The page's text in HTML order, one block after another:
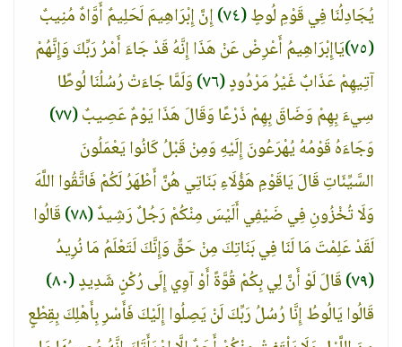
يُجَادِلُنَا فِي قَوْمِ لُوطٍ(٧٤)
إِنَّ إِبْرَاهِيمَ لَحَلِيمٌ أَوَّاهٌ مُنِيبٌ
(٧٥)
يَاإِبْرَاهِيمُ أَعْرِضْ عَنْ هَذَا إِنَّهُ قَدْ جَاءَ أَمْرُ رَبِّكَ وَإِنَّهُمْ
آتِيهِمْ عَذَابٌ غَيْرُ مَرْدُودٍ(٧٦)
وَلَمَّا جَاءَتْ رُسُلُنَا لُوطًا
سِيءَ بِهِمْ وَضَاقَ بِهِمْ ذَرْعًا وَقَالَ هَذَا يَوْمٌ عَصِيبٌ(٧٧)
وَجَاءَهُ قَوْمُهُ يُهْرَعُونَ إِلَيْهِ وَمِنْ قَبْلُ كَانُوا يَعْمَلُونَ
السَّيِّئَاتِ قَالَ يَاقَوْمِ هَؤُلَاءِ بَنَاتِي هُنَّ أَطْهَرُ لَكُمْ فَاتَّقُوا اللَّهَ
وَلَا تُخْزُونِ فِي ضَيْفِي أَلَيْسَ مِنْكُمْ رَجُلٌ رَشِيدٌ(٧٨)
قَالُوا
لَقَدْ عَلِمْتَ مَا لَنَا فِي بَنَاتِكَ مِنْ حَقٍّ وَإِنَّكَ لَتَعْلَمُ مَا نُرِيدُ
(٧٩)
قَالَ لَوْ أَنَّ لِي بِكُمْ قُوَّةً أَوْ آوِي إِلَى رُكْنٍ شَدِيدٍ(٨٠)
قَالُوا يَالُوطُ إِنَّا رُسُلُ رَبِّكَ لَنْ يَصِلُوا إِلَيْكَ فَأَسْرِ بِأَهْلِكَ بِقِطْعٍ